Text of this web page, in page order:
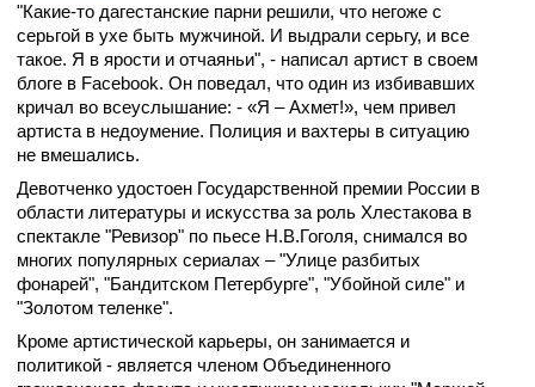
"Какие-то дагестанские парни решили, что негоже с
серьгой в ухе быть мужчиной. И выдрали серьгу, и все
такое. Я в ярости и отчаяньи", - написал артист в своем
блоге в Facebook. Он поведал, что один из избивавших
кричал во всеуслышание: - «Я – Ахмет!», чем привел
артиста в недоумение. Полиция и вахтеры в ситуацию
не вмешались.
Девотченко удостоен Государственной премии России в
области литературы и искусства за роль Хлестакова в
спектакле "Ревизор" по пьесе Н.В.Гоголя, снимался во
многих популярных сериалах – "Улице разбитых
фонарей", "Бандитском Петербурге", "Убойной силе" и
"Золотом теленке".
Кроме артистической карьеры, он занимается и
политикой - является членом Объединенного